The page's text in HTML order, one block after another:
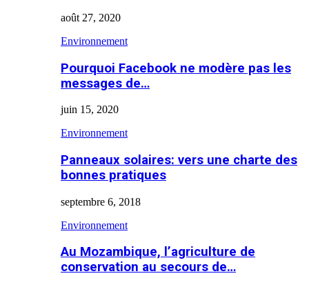
août 27, 2020
Environnement
Pourquoi Facebook ne modère pas les
messages de…
juin 15, 2020
Environnement
Panneaux solaires: vers une charte des
bonnes pratiques
septembre 6, 2018
Environnement
Au Mozambique, l’agriculture de
conservation au secours de…